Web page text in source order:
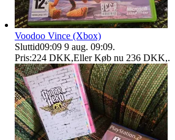
Voodoo Vince (Xbox)
Sluttid09:09 9 aug. 09:09.
Pris:224 DKK,Eller Køb nu 236 DKK,.